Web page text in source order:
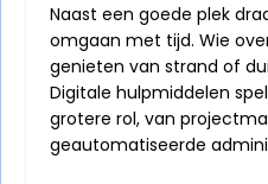
Naast een goede plek
omgaan met tijd. Wie
genieten van strand of
Digitale hulpmiddelen
grotere rol, van
geautomatiseerde